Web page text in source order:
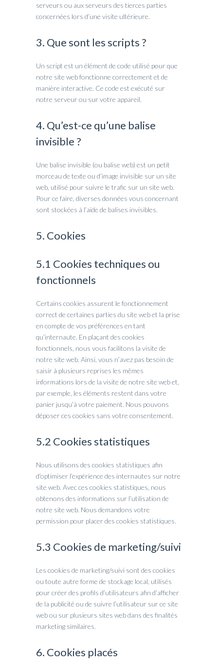
serveurs ou aux serveurs des tierces parties
concernées lors d’une visite ultérieure.
3. Que sont les scripts ?
Un script est un élément de code utilisé pour que
notre site web fonctionne correctement et de
manière interactive. Ce code est exécuté sur
notre serveur ou sur votre appareil.
4. Qu’est-ce qu’une balise
invisible ?
Une balise invisible (ou balise web) est un petit
morceau de texte ou d’image invisible sur un site
web, utilisé pour suivre le trafic sur un site web.
Pour ce faire, diverses données vous concernant
sont stockées à l’aide de balises invisibles.
5. Cookies
5.1 Cookies techniques ou
fonctionnels
Certains cookies assurent le fonctionnement
correct de certaines parties du site web et la prise
en compte de vos préférences en tant
qu’internaute. En plaçant des cookies
fonctionnels, nous vous facilitons la visite de
notre site web. Ainsi, vous n’avez pas besoin de
saisir à plusieurs reprises les mêmes
informations lors de la visite de notre site web et,
par exemple, les éléments restent dans votre
panier jusqu’à votre paiement. Nous pouvons
déposer ces cookies sans votre consentement.
5.2 Cookies statistiques
Nous utilisons des cookies statistiques afin
d’optimiser l’expérience des internautes sur notre
site web. Avec ces cookies statistiques, nous
obtenons des informations sur l’utilisation de
notre site web. Nous demandons votre
permission pour placer des cookies statistiques.
5.3 Cookies de marketing/suivi
Les cookies de marketing/suivi sont des cookies
ou toute autre forme de stockage local, utilisés
pour créer des profils d’utilisateurs afin d’afficher
de la publicité ou de suivre l’utilisateur sur ce site
web ou sur plusieurs sites web dans des finalités
marketing similaires.
6. Cookies placés